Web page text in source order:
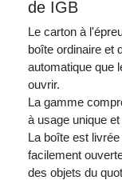
de IGB
Le carton à
boîte ordinaire et
automatique que
ouvrir.
La gamme
à usage unique
La boîte est
facilement
des objets du